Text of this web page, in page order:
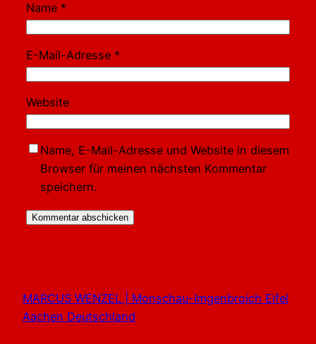
Name *
E-Mail-Adresse *
Website
Name, E-Mail-Adresse und Website in diesem
Browser für meinen nächsten Kommentar
speichern.
MARCUS WENZEL | Monschau-Imgenbroich Eifel
Aachen Deutschland